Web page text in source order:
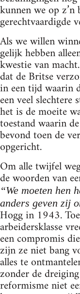
kunnen we op z’n
gerechtvaardigde
Als we willen
gelijk hebben
kwestie van
dat de Britse
in een tijd waarin
een veel slechtere
het is de moeite
toestand waarin
bevond toen de
opgericht.
Om alle twijfel
de woorden van
“We moeten hen
anders geven zij
Hogg in 1943.
arbeidersklasse
een compromis
zijn ze niet bang
alles te
zonder de
reformisme niet